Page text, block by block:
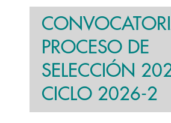
PROCESO DE
SELECCIÓN
CICLO 2026-2